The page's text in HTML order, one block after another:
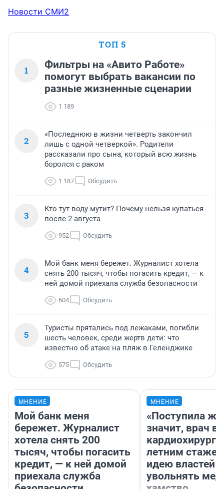
Новости СМИ2
ТОП 5
1
Фильтры на «Авито Работе»
помогут выбрать вакансии по
разные жизненные сценарии
1 189
2
«Последнюю в жизни четверть закончил
лишь с одной четверкой». Родители
рассказали про сына, который всю жизнь
боролся с раком
1 187 Обсудить
3
Кто тут воду мутит? Почему нельзя купаться
после 2 августа
952 Обсудить
4
Мой банк меня бережет. Журналист хотела
снять 200 тысяч, чтобы погасить кредит, — к
ней домой приехала служба безопасности
604 Обсудить
5
Туристы прятались под лежаками, погибли
шесть человек, среди жертв дети: что
известно об атаке на пляж в Геленджике
575 Обсудить
МНЕНИЕ
Мой банк меня
бережет. Журналист
хотела снять 200
тысяч, чтобы погасить
кредит, — к ней домой
приехала служба
МНЕНИЕ
«Поступила
значит, врач
кардиохирург
летним
идею властей
увольнять